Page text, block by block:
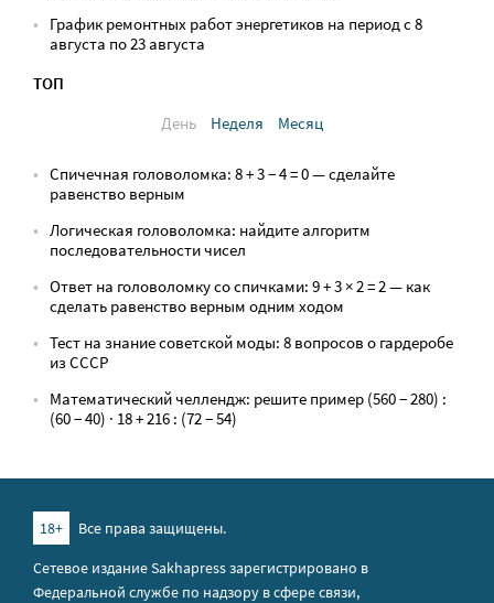
График ремонтных работ энергетиков на период с 8
августа по 23 августа
ТОП
День
Неделя Месяц
Спичечная головоломка: 8 + 3 − 4 = 0 — сделайте
равенство верным
Логическая головоломка: найдите алгоритм
последовательности чисел
Ответ на головоломку со спичками: 9 + 3 × 2 = 2 — как
сделать равенство верным одним ходом
Тест на знание советской моды: 8 вопросов о гардеробе
из СССР
Математический челлендж: решите пример (560 − 280) :
(60 − 40) · 18 + 216 : (72 − 54)
18+
Все права защищены.
Сетевое издание Sakhapress зарегистрировано в
Федеральной службе по надзору в сфере связи,